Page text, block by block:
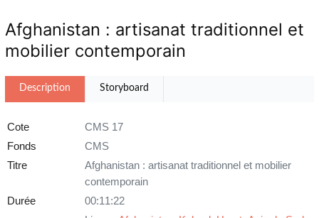
Afghanistan : artisanat traditionnel et
mobilier contemporain
Description Storyboard
Cote
CMS 17
Fonds
CMS
Titre
Afghanistan : artisanat traditionnel et mobilier
contemporain
Durée
00:11:22